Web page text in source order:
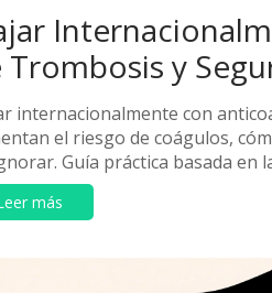
Trombosis y
internacionalmente con
el riesgo de coágulos,
Guía práctica basada en
más